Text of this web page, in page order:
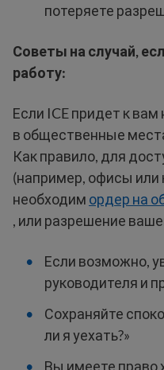
потеряете
Советы на случай,
работу:
Если ICE придет к вам
в общественные
Как правило, для
(например, офисы
необходим ордер на
, или разрешение
Если возможно,
руководителя и
Сохраняйте
ли я уехать?»
Вы имеете право